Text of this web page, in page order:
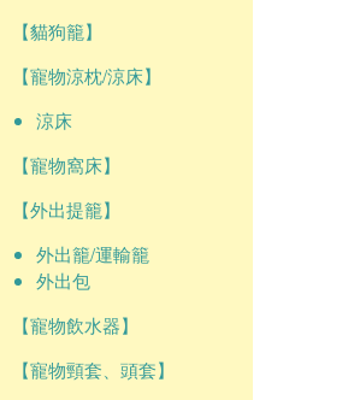
【貓狗籠】
【寵物涼枕/涼床】
涼床
【寵物窩床】
【外出提籠】
外出籠/運輸籠
外出包
【寵物飲水器】
【寵物頸套、頭套】